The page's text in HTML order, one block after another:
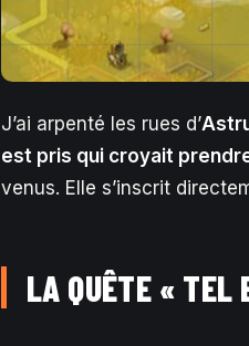
J’ai arpenté les rues d’
est pris qui croyait
venus. Elle s’inscrit
LA QUÊTE « TEL